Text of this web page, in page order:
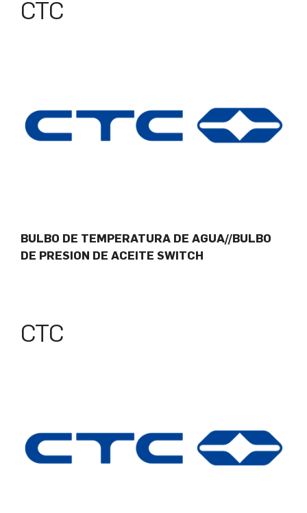
CTC
BULBO DE TEMPERATURA DE AGUA//BULBO
DE PRESION DE ACEITE SWITCH
CTC